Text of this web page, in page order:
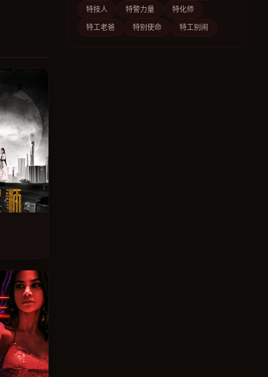
特技人
特警力量
特化师
特工老爸
特别使命 特工别闹